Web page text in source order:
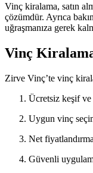
Vinç kiralama, satın
çözümdür. Ayrıca
uğraşmanıza gerek
Vinç
Zirve Vinç’te vinç
Ücretsiz keşif
Uygun vinç
Net
Güvenli